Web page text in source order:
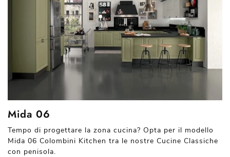
Mida 06
Tempo di progettare la zona cucina? Opta per il modello
Mida 06 Colombini Kitchen tra le nostre Cucine Classiche
con penisola.